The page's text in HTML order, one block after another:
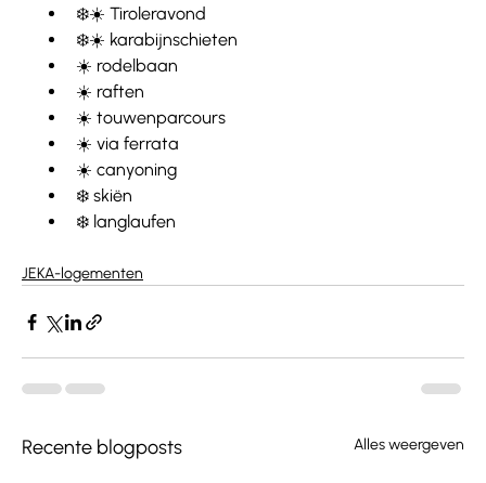
❄️☀️ Tiroleravond
❄️☀️ karabijnschieten
☀️ rodelbaan
☀️ raften
☀️ touwenparcours
☀️ via ferrata
☀️ canyoning
❄️ skiën
❄️ langlaufen
JEKA-logementen
Recente blogposts Alles weergeven